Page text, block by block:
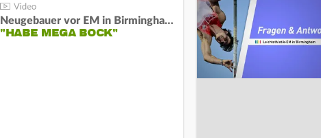
Neugebauer vor EM in Birmingham:
"HABE MEGA BOCK"